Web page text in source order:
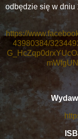
odbędzie się w dniu
https://
43980384/